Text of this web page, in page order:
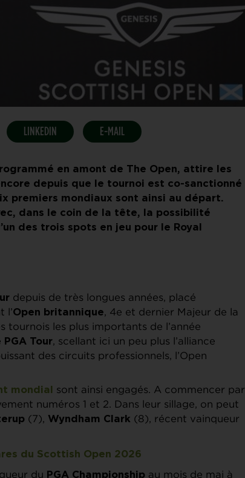
LINKEDIN E-MAIL
en amont de The Open, attire les
depuis que le tournoi est co-sanctionné
premiers mondiaux sont ainsi au départ.
dans le coin de la tête, la possibilité
des trois spots en jeu pour le Royal
depuis de très longues années, placé
l’Open britannique, 4e et dernier Majeur de la
tournois les plus importants de l’année
PGA Tour, scellant ici un peu plus l’alliance
des circuits professionnels, l’Open
mondial sont ainsi engagés. A commencer par
numéros 1 et 2. Dans leur sillage, on peut
(7), Wyndham Clark (8), récent vainqueur
du Scottish Open 2026
du PGA Championship au mois de mai à